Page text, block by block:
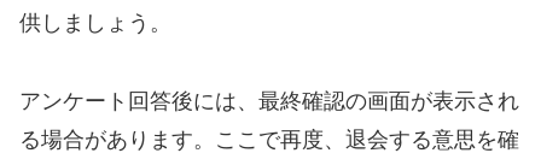
供しましょう。
アンケート回答後には、最終確認の画面が表示され
る場合があります。ここで再度、退会する意思を確